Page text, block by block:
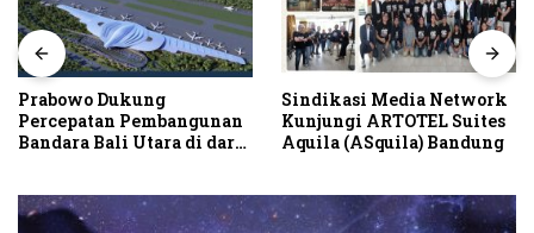
Prabowo Dukung
Percepatan Pembangunan
Bandara Bali Utara di darat
Sindikasi Media Network
Kunjungi ARTOTEL Suites
Aquila (ASquila) Bandung